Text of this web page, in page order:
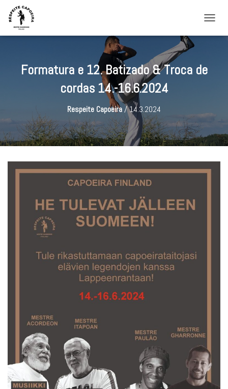
Formatura e 12. Batizado & Troca de
cordas 14.-16.6.2024
Respeite Capoeira/14.3.2024